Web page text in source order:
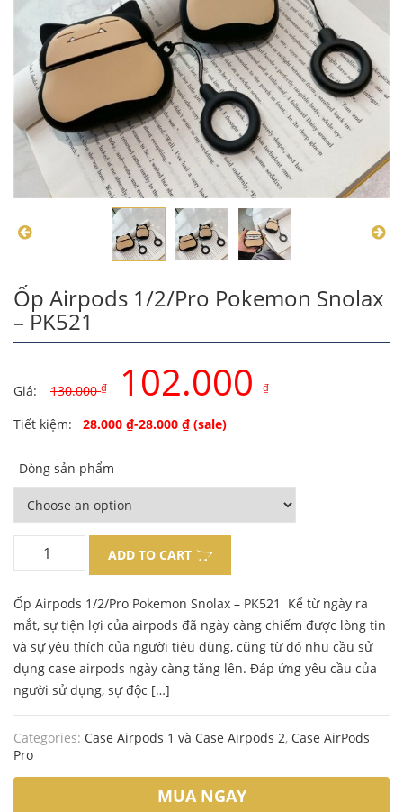
Ốp Airpods 1/2/Pro Pokemon Snolax
– PK521
Giá: 130.000₫
Original
price
was:
130.000 ₫.
102.000 ₫
Current
price
is:
102.000 ₫.
Tiết kiệm: 28.000 ₫-28.000 ₫ (sale)
Dòng sản phẩm
ADD TO CART
Ốp Airpods 1/2/Pro Pokemon Snolax – PK521 Kể từ ngày ra
mắt, sự tiện lợi của airpods đã ngày càng chiếm được lòng tin
và sự yêu thích của người tiêu dùng, cũng từ đó nhu cầu sử
dụng case airpods ngày càng tăng lên. Đáp ứng yêu cầu của
người sử dụng, sự độc […]
Categories: Case Airpods 1 và Case Airpods 2, Case AirPods
Pro
MUA NGAY